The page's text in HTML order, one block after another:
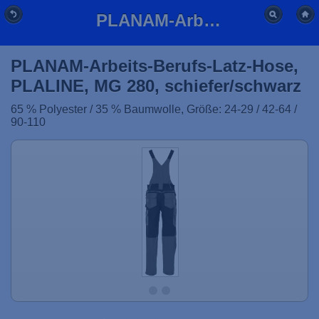
PLANAM-Arbeits-Berufs-Latz-Hose, PLALINE, MG 280, schiefer/schwarz
PLANAM-Arbeits-Berufs-Latz-Hose,
PLALINE, MG 280, schiefer/schwarz
65 % Polyester / 35 % Baumwolle, Größe: 24-29 / 42-64 /
90-110